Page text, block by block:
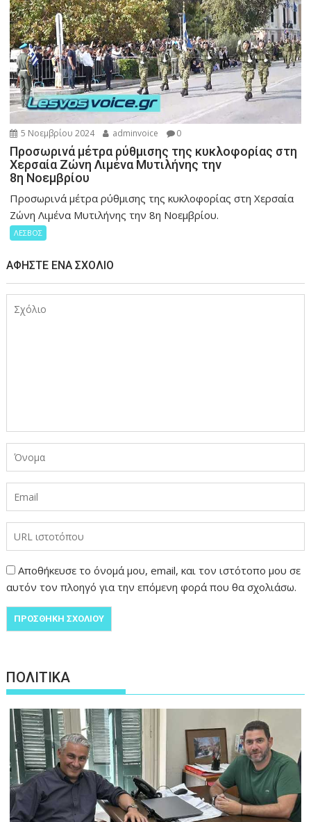
5 Νοεμβρίου 2024 adminvoice 0
Προσωρινά μέτρα ρύθμισης της κυκλοφορίας στη
Χερσαία Ζώνη Λιμένα Μυτιλήνης την
8η Νοεμβρίου
Προσωρινά μέτρα ρύθμισης της κυκλοφορίας στη Χερσαία
Ζώνη Λιμένα Μυτιλήνης την 8η Νοεμβρίου.
ΛΕΣΒΟΣ
ΑΦΉΣΤΕ ΈΝΑ ΣΧΌΛΙΟ
Αποθήκευσε το όνομά μου, email, και τον ιστότοπο μου σε
αυτόν τον πλοηγό για την επόμενη φορά που θα σχολιάσω.
ΠΟΛΙΤΙΚΑ